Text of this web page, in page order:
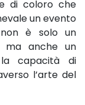
di coloro che
un evento
non è solo un
ma anche un
capacità di
l’arte del